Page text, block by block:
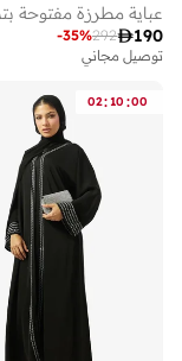
190
292
-35%
توصيل مجاني
02:10 :00